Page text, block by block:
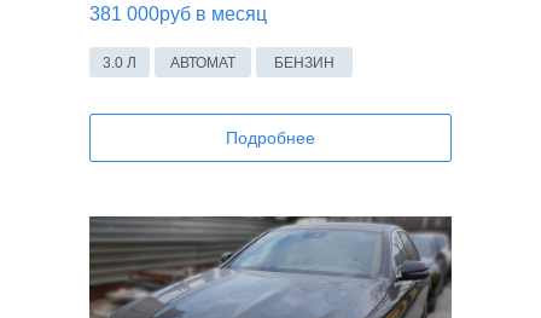
БЕНЗИН
АВТОМАТ
3.0 Л
Подробнее
381 000руб в месяц